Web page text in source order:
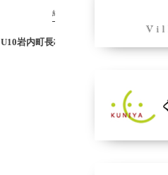
結果
U10岩内町長杯函館予選結果